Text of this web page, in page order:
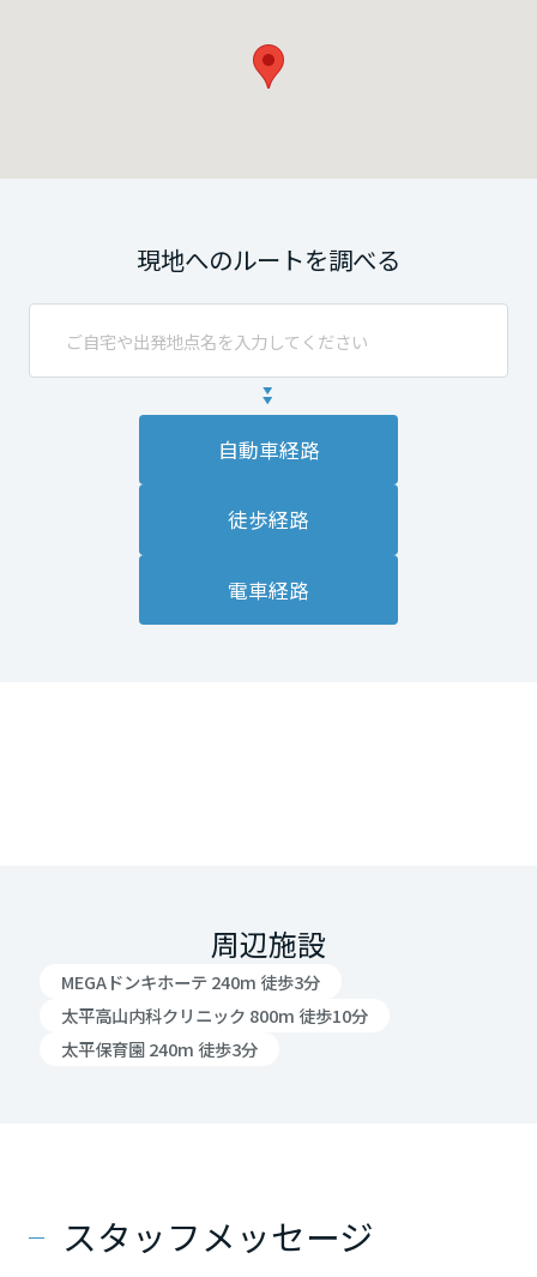
現地へのルートを調べる
自動車経路
徒歩経路
電車経路
周辺施設
MEGAドンキホーテ 240m 徒歩3分
太平高山内科クリニック 800m 徒歩10分
太平保育園 240m 徒歩3分
スタッフメッセージ